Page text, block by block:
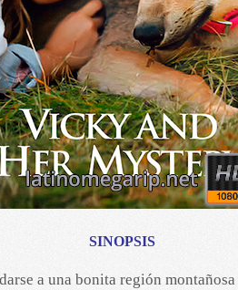
SINOPSIS
a una bonita región